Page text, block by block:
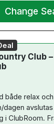
kajak
och
vandringsleder
vid
Change
Club
både relax
dagen
i ClubRoom.